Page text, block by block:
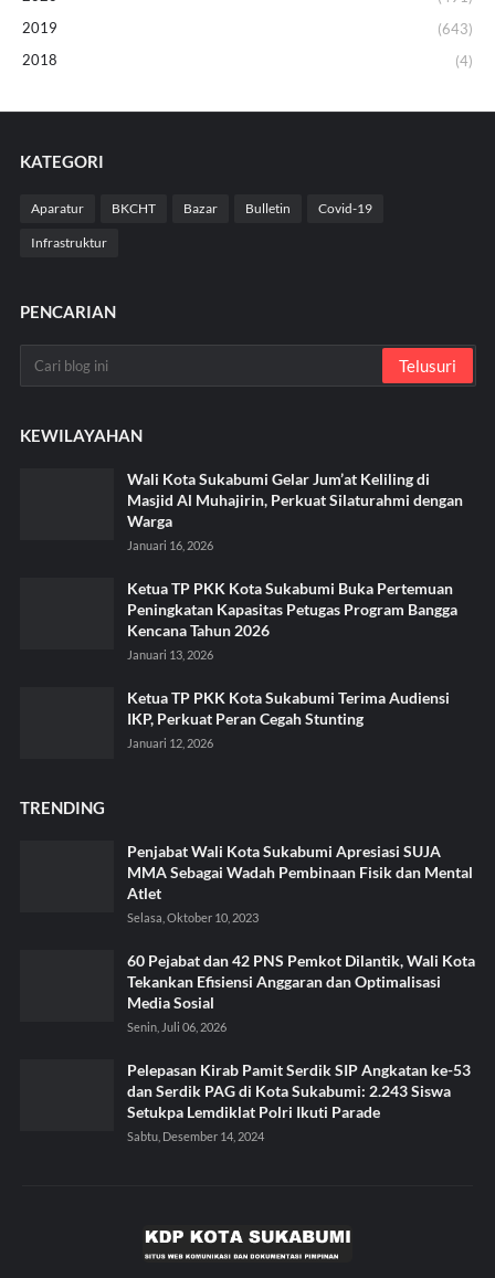
2019
(643)
2018
(4)
KATEGORI
Aparatur BKCHT Bazar Bulletin Covid-19
Infrastruktur
PENCARIAN
KEWILAYAHAN
Wali Kota Sukabumi Gelar Jum’at Keliling di
Masjid Al Muhajirin, Perkuat Silaturahmi dengan
Warga
Januari 16, 2026
Ketua TP PKK Kota Sukabumi Buka Pertemuan
Peningkatan Kapasitas Petugas Program Bangga
Kencana Tahun 2026
Januari 13, 2026
Ketua TP PKK Kota Sukabumi Terima Audiensi
IKP, Perkuat Peran Cegah Stunting
Januari 12, 2026
TRENDING
Penjabat Wali Kota Sukabumi Apresiasi SUJA
MMA Sebagai Wadah Pembinaan Fisik dan Mental
Atlet
Selasa, Oktober 10, 2023
60 Pejabat dan 42 PNS Pemkot Dilantik, Wali Kota
Tekankan Efisiensi Anggaran dan Optimalisasi
Media Sosial
Senin, Juli 06, 2026
Pelepasan Kirab Pamit Serdik SIP Angkatan ke-53
dan Serdik PAG di Kota Sukabumi: 2.243 Siswa
Setukpa Lemdiklat Polri Ikuti Parade
Sabtu, Desember 14, 2024